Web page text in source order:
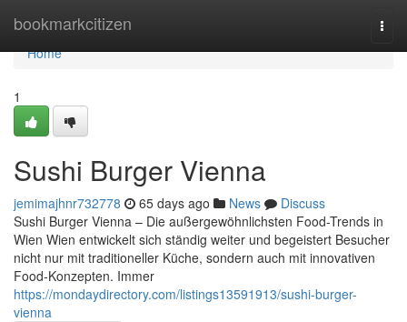
bookmarkcitizen
Home
Home
1
Sushi Burger Vienna
jemimajhnr732778 65 days ago News
Discuss
Sushi Burger Vienna – Die außergewöhnlichsten Food-Trends in
Wien Wien entwickelt sich ständig weiter und begeistert Besucher
nicht nur mit traditioneller Küche, sondern auch mit innovativen
Food-Konzepten. Immer
https://mondaydirectory.com/listings13591913/sushi-burger-
vienna